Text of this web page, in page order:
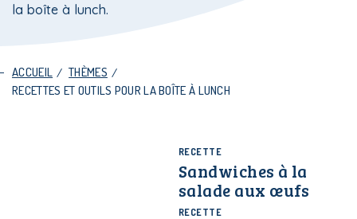
la boîte à lunch.
ACCUEIL / THÈMES /
RECETTES ET OUTILS POUR LA BOÎTE À LUNCH
RECETTE
Sandwiches à la
salade aux œufs
RECETTE